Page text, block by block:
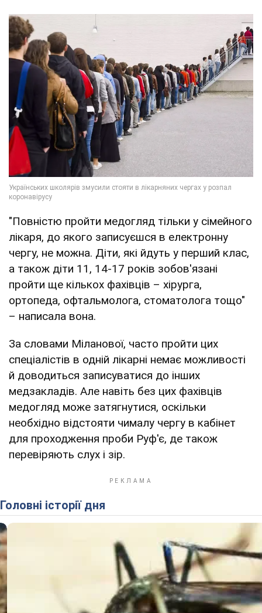
"Повністю пройти медогляд тільки у сімейного
лікаря, до якого записуєшся в електронну
чергу, не можна. Діти, які йдуть у перший клас,
а також діти 11, 14-17 років зобов'язані
пройти ще кількох фахівців – хірурга,
ортопеда, офтальмолога, стоматолога тощо"
– написала вона.
За словами Міланової, часто пройти цих
спеціалістів в одній лікарні немає можливості
й доводиться записуватися до інших
медзакладів. Але навіть без цих фахівців
медогляд може затягнутися, оскільки
необхідно відстояти чималу чергу в кабінет
для проходження проби Руф'є, де також
перевіряють слух і зір.
Головні історії дня